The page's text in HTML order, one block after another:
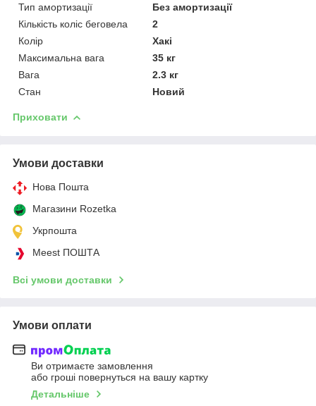
Тип амортизації
Без амортизації
Кількість коліс беговела
2
Колір
Хакі
Максимальна вага
35 кг
Вага
2.3 кг
Стан
Новий
Приховати
Умови доставки
Нова Пошта
Магазини Rozetka
Укрпошта
Meest ПОШТА
Всі умови доставки
Умови оплати
Ви отримаєте замовлення
або гроші повернуться на вашу картку
Детальніше